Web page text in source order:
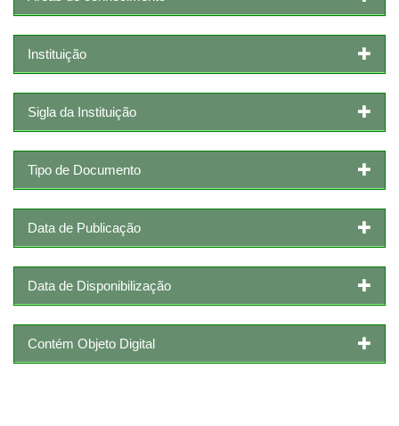
Instituição
Sigla da Instituição
Tipo de Documento
Data de Publicação
Data de Disponibilização
Contém Objeto Digital